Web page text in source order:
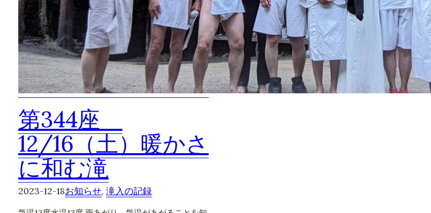
第344座
12/16（土）暖かさ
に和む滝
2023-12-18お知らせ, 滝入の記録